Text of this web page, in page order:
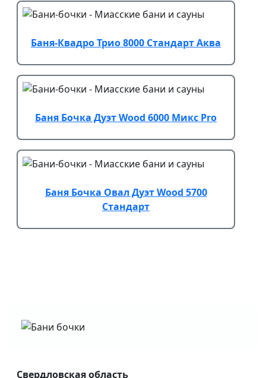
Баня-Квадро Трио 8000 Стандарт Аква
Баня Бочка Дуэт Wood 6000 Микс Pro
Баня Бочка Овал Дуэт Wood 5700
Стандарт
Свердловская область